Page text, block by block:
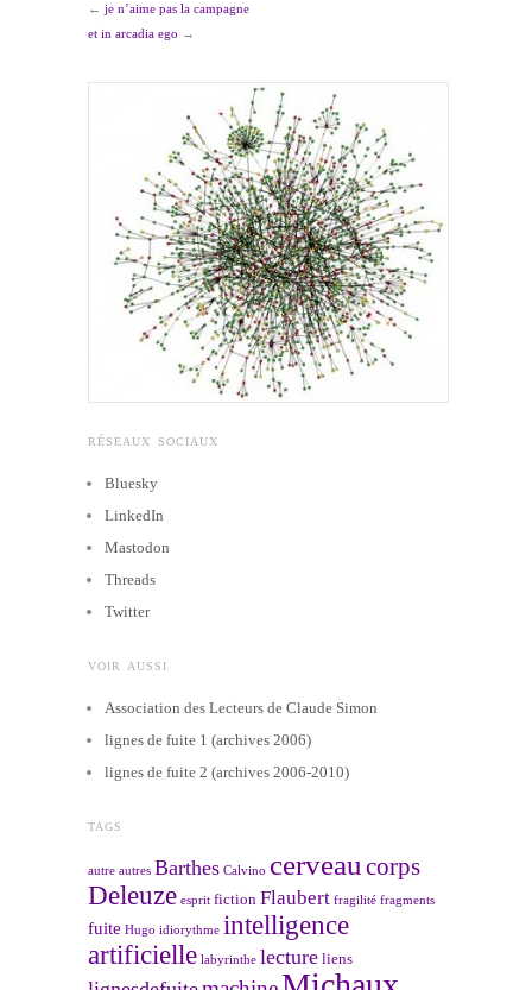
← je n’aime pas la campagne
et in arcadia ego →
RÉSEAUX SOCIAUX
Bluesky
LinkedIn
Mastodon
Threads
Twitter
VOIR AUSSI
Association des Lecteurs de Claude Simon
lignes de fuite 1 (archives 2006)
lignes de fuite 2 (archives 2006-2010)
TAGS
autre autres Barthes Calvino cerveau corps
Deleuze esprit fiction Flaubert fragilité fragments
fuite Hugo idiorythme intelligence
artificielle labyrinthe lecture liens